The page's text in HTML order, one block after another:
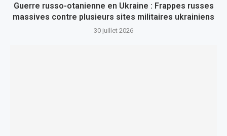
Guerre russo-otanienne en Ukraine : Frappes russes
massives contre plusieurs sites militaires ukrainiens
30 juillet 2026